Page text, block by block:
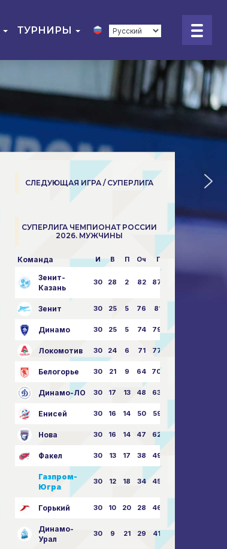
ТУРНИРЫ
СЛЕДУЮЩАЯ ИГРА / СУПЕРЛИГА
СУПЕРЛИГА ЧЕМПИОНАТ РОССИИ
2026. МУЖЧИНЫ
Команда И В П Оч Пар
Зенит-
Казань
30 28 2 82 87:24
Зенит 30 25 5 76 81:21
Динамо 30 25 5 74 79:26
Локомотив 30 24 6 71 77:33
Белогорье 30 21 9 64 70:40
Динамо-ЛО 30 17 13 48 63:57
Енисей 30 16 14 50 59:53
Нова 30 16 14 47 62:58
Факел 30 13 17 38 49:62
Газпром-
Югра
30 12 18 34 45:63
Горький 30 10 20 28 46:73
Динамо-
Урал
30 9 21 29 41:70